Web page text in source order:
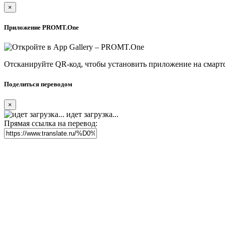
×
Приложение PROMT.One
Отсканируйте QR-код, чтобы установить приложение на
Поделиться переводом
×
идет загрузка...
Прямая ссылка на перевод: